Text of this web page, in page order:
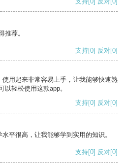
推荐。
支持[0] 反对[0]
用起来非常容易上手，让我能够快速熟
以轻松使用这款app。
支持[0] 反对[0]
平很高，让我能够学到实用的知识。
支持[0] 反对[0]